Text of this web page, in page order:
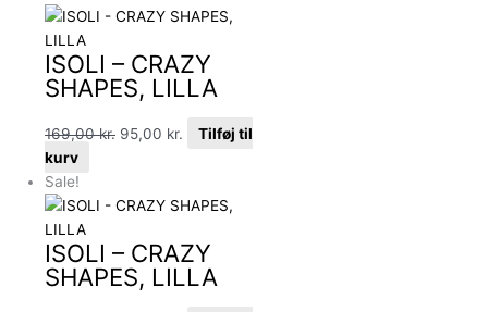
ISOLI – CRAZY
SHAPES, LILLA
169,00kr. 95,00 kr.
Tilføj til
kurv
Sale!
ISOLI – CRAZY
SHAPES, LILLA